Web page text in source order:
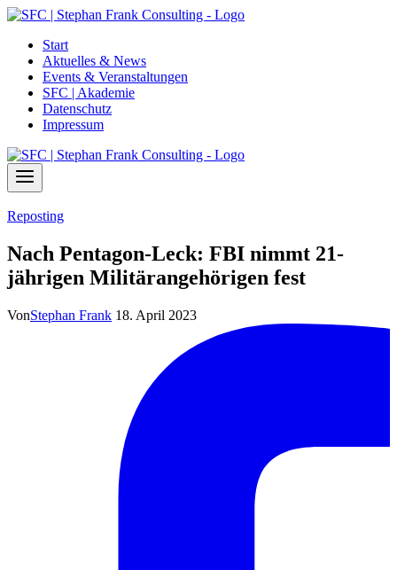
Zum
springenStart
Aktuelles & News
Events & Veranstaltungen
SFC | Akademie
Datenschutz
Impressum
Reposting
Nach Pentagon-Leck: FBI nimmt 21-
jährigen Militärangehörigen fest
VonStephan Frank 18. April 2023